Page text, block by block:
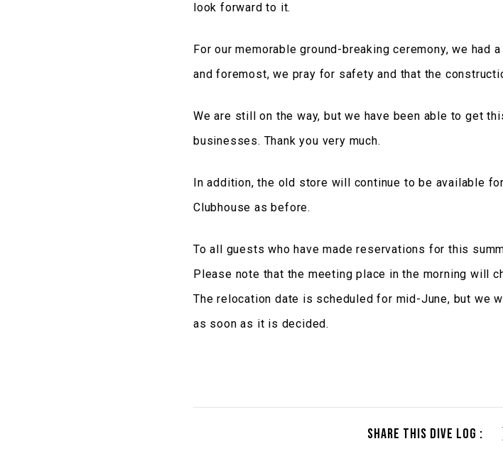
look forward to it.
For our memorable ground-breaking ceremony, we
and foremost, we pray for safety and that the
We are still on the way, but we have been able to get
businesses. Thank you very much.
In addition, the old store will continue to be available
Clubhouse as before.
To all guests who have made reservations for this
Please note that the meeting place in the morning will
The relocation date is scheduled for mid-June, but we
as soon as it is decided.
Share this dive log :